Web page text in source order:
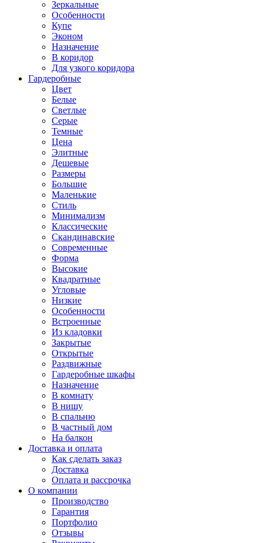
Зеркальные
Особенности
Купе
Эконом
Назначение
В коридор
Для узкого коридора
Гардеробные
Цвет
Белые
Светлые
Серые
Темные
Цена
Элитные
Дешевые
Размеры
Большие
Маленькие
Стиль
Минимализм
Классические
Скандинавские
Современные
Форма
Высокие
Квадратные
Угловые
Низкие
Особенности
Встроенные
Из кладовки
Закрытые
Открытые
Раздвижные
Гардеробные шкафы
Назначение
В комнату
В нишу
В спальню
В частный дом
На балкон
Доставка и оплата
Как сделать заказ
Доставка
Оплата и рассрочка
О компании
Производство
Гарантия
Портфолио
Отзывы